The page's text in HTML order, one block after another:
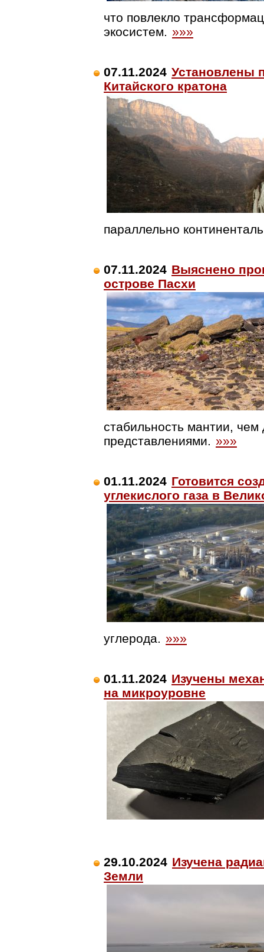
что повлекло
экосистем. »»»
07.11.2024 Установлены
Китайского кратона
параллельно
07.11.2024 Выяснено
острове Пасхи
стабильность мантии,
представлениями. »»»
01.11.2024 Готовится
углекислого газа в
углерода. »»»
01.11.2024 Изучены
на микроуровне
29.10.2024 Изучена
Земли